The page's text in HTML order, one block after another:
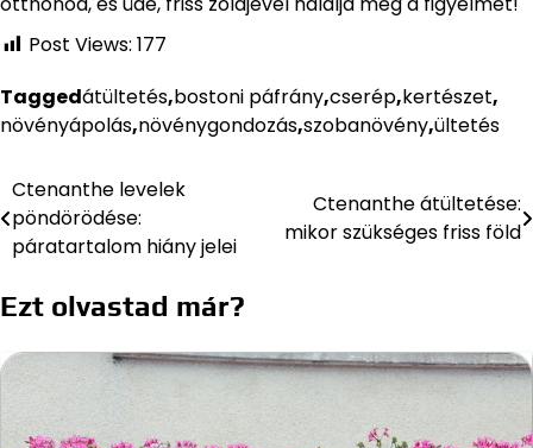
Post Views: 177
Taggedátültetés,bostoni páfrány,cserép,kertészet,
növényápolás,növénygondozás,szobanövény,ültetés
Bejegyzés
navigáció
Ctenanthe levelek
pöndörödése:
páratartalom hiány jelei
Ctenanthe átültetése:
mikor szükséges friss föld
Ezt olvastad már?